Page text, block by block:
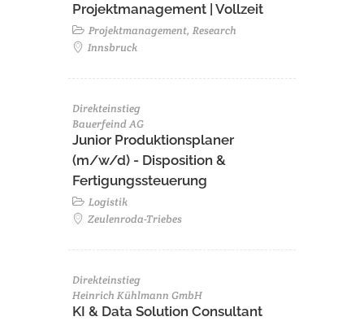
Projektmanagement | Vollzeit
Projektmanagement, Research
Innsbruck
Direkteinstieg
Bauerfeind AG
Junior Produktionsplaner
(m/w/d) - Disposition &
Fertigungssteuerung
Logistik
Zeulenroda-Triebes
Direkteinstieg
Heinrich Kühlmann GmbH
KI & Data Solution Consultant